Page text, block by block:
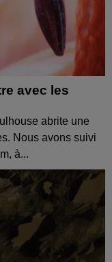
avec les
abrite une
Nous avons suivi
à...